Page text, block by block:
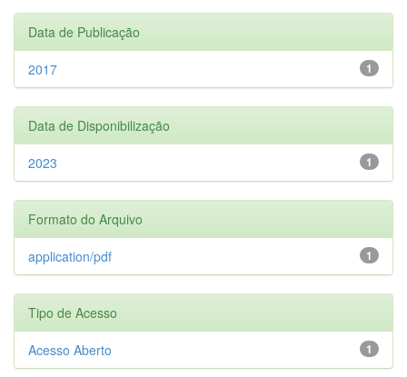
Data de Publicação
1
2017
Data de Disponibilização
1
2023
Formato do Arquivo
1
application/pdf
Tipo de Acesso
1
Acesso Aberto